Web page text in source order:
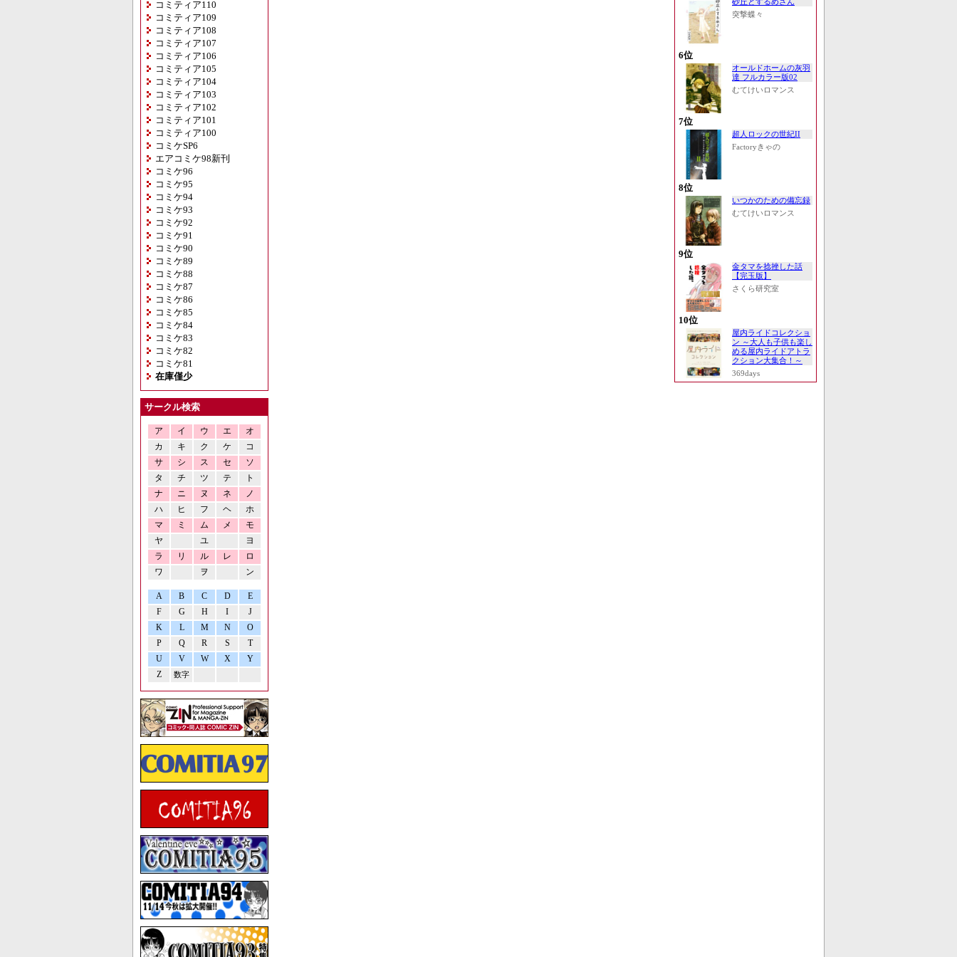
コミティア110
コミティア109
コミティア108
コミティア107
コミティア106
コミティア105
コミティア104
コミティア103
コミティア102
コミティア101
コミティア100
コミケSP6
エアコミケ98新刊
コミケ96
コミケ95
コミケ94
コミケ93
コミケ92
コミケ91
コミケ90
コミケ89
コミケ88
コミケ87
コミケ86
コミケ85
コミケ84
コミケ83
コミケ82
コミケ81
在庫僅少
サークル検索
ア イ ウ エ
オ
カ
キ ク ケ
コ
サ
シ ス セ
ソ
タ
チ ツ テ
ト
ナ
ニ ヌ ネ
ノ
ハ
ヒ フ ヘ
ホ
マ
ミ ム メ
モ
ヤ
ユ
ヨ
ラ
リ ル レ
ロ
ワ
ヲ ン
A B C D
E
F
G H I
J
K
L M N
O
P
Q R S
T
U
V W X
Y
Z
数字
砂丘とするめさん
突撃蝶々
6位
オールドホームの灰羽
達 フルカラー版02
むてけいロマンス
7位
超人ロックの世紀II
Factoryきゃの
8位
いつかのための備忘録
むてけいロマンス
9位
金タマを捻挫した話
【完玉版】
さくら研究室
10位
屋内ライドコレクショ
ン ～大人も子供も楽し
める屋内ライドアトラ
クション大集合！～
369days